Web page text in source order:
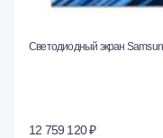
Светодиодный экран
12 759 120 ₽